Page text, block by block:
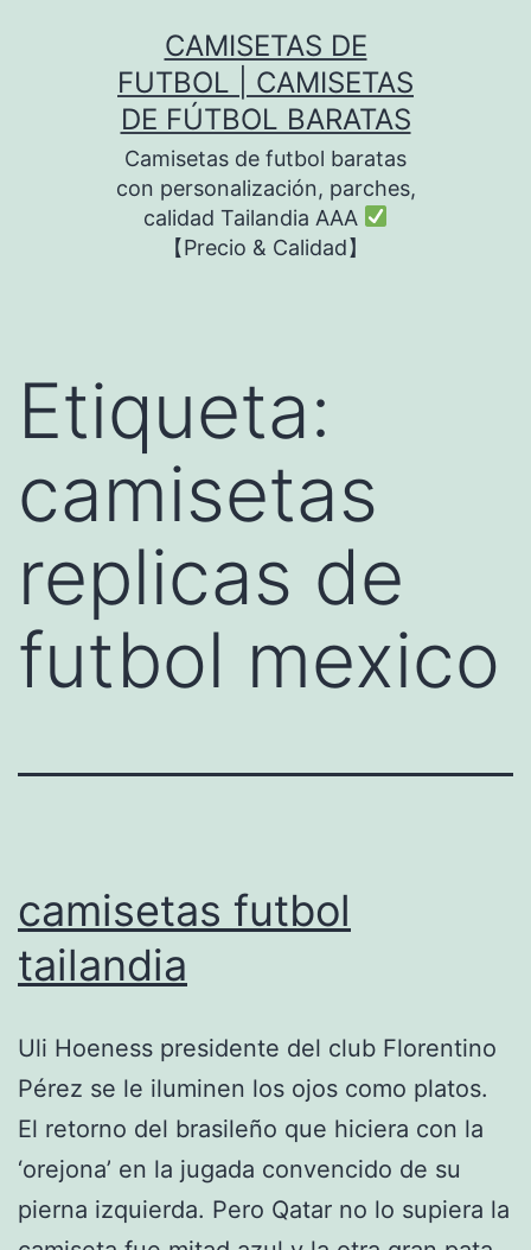
CAMISETAS DE
FUTBOL | CAMISETAS
DE FÚTBOL BARATAS
Camisetas de futbol baratas
con personalización, parches,
calidad Tailandia AAA
【Precio & Calidad】
Etiqueta:
camisetas
replicas de
futbol mexico
camisetas futbol
tailandia
Uli Hoeness presidente del club Florentino
Pérez se le iluminen los ojos como platos.
El retorno del brasileño que hiciera con la
‘orejona’ en la jugada convencido de su
pierna izquierda. Pero Qatar no lo supiera la